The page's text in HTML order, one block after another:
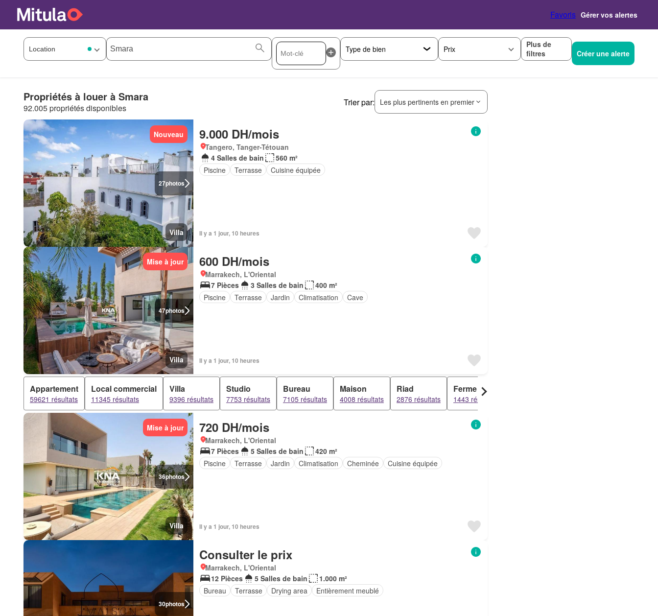
Favoris Gérer vos alertes
Prix
Plus de
filtres
Créer une alerte
Propriétés à louer à Smara
92.005 propriétés disponibles
Trier par: Les plus pertinents en premier
27photos
Nouveau
Villa
9.000 DH/mois
Tangero, Tanger-Tétouan
4 Salles de bain
560 m²
Piscine
Terrasse Cuisine équipée
Il y a 1 jour, 10 heures
47photos
Mise à jour
Villa
600 DH/mois
Marrakech, L'Oriental
7 Pièces
3 Salles de bain
400 m²
Piscine
Terrasse Jardin Climatisation Cave
Il y a 1 jour, 10 heures
Appartement
59621 résultats
Local commercial
11345 résultats
Villa
9396 résultats
Studio
7753 résultats
Bureau
7105 résultats
Maison
4008 résultats
Riad
2876 résultats
Ferme
1443 résultats
36photos
Mise à jour
Villa
720 DH/mois
Marrakech, L'Oriental
7 Pièces
5 Salles de bain
420 m²
Piscine
Terrasse Jardin Climatisation Cheminée Cuisine équipée
Il y a 1 jour, 10 heures
30photos
Consulter le prix
Marrakech, L'Oriental
12 Pièces
5 Salles de bain
1.000 m²
Bureau
Terrasse Drying area Entièrement meublé